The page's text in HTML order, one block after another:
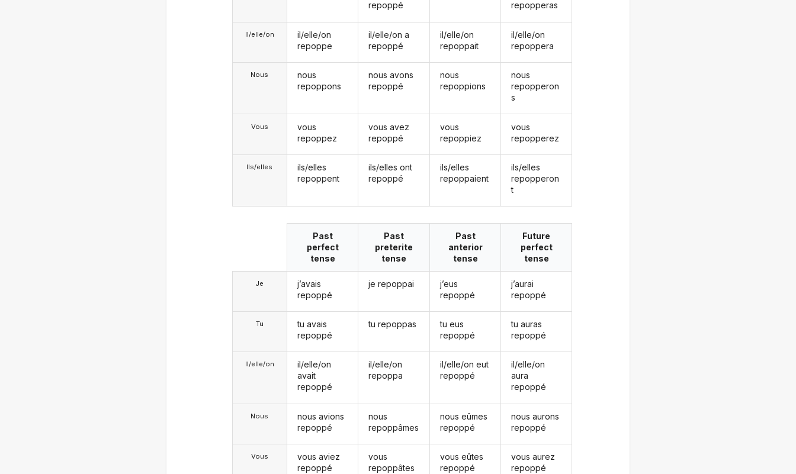
Il/elle/on
Nous
Vous
Ils/elles
il/elle/on
repoppe
nous
repoppons
vous
repoppez
ils/elles
repoppent
repoppé
il/elle/on a
repoppé
nous avons
repoppé
vous avez
repoppé
ils/elles ont
repoppé
il/elle/on
repoppait
nous
repoppions
vous
repoppiez
ils/elles
repoppaient
repopperas
il/elle/on
repoppera
nous
repopperon
s
vous
repopperez
ils/elles
repopperon
t
Je
Tu
Il/elle/on
Nous
Vous
Past
perfect
tense
j’avais
repoppé
tu avais
repoppé
il/elle/on
avait
repoppé
nous avions
repoppé
vous aviez
repoppé
Past
preterite
tense
je repoppai
tu repoppas
il/elle/on
repoppa
nous
repoppâmes
vous
repoppâtes
Past
anterior
tense
j’eus
repoppé
tu eus
repoppé
il/elle/on eut
repoppé
nous eûmes
repoppé
vous eûtes
repoppé
Future
perfect
tense
j’aurai
repoppé
tu auras
repoppé
il/elle/on
aura
repoppé
nous aurons
repoppé
vous aurez
repoppé